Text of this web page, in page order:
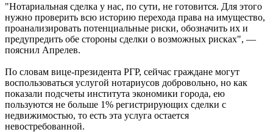
"Нотариальная сделка у нас, по сути, не готовится. Для этого
нужно проверить всю историю перехода права на имущество,
проанализировать потенциальные риски, обозначить их и
предупредить обе стороны сделки о возможных рисках", —
пояснил Апрелев.
По словам вице-президента РГР, сейчас граждане могут
воспользоваться услугой нотариусов добровольно, но как
показали подсчеты института экономики города, ею
пользуются не больше 1% регистрирующих сделки с
недвижимостью, то есть эта услуга остается
невостребованной.